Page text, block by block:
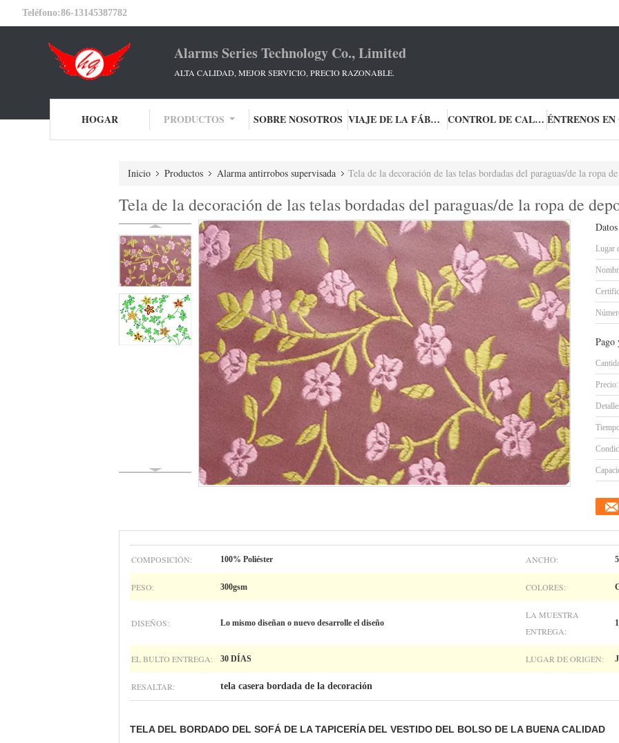
Teléfono:86-13145387782
Alarms Series Technology Co., Limited
ALTA CALIDAD, MEJOR SERVICIO, PRECIO RAZONABLE.
HOGAR PRODUCTOS SOBRE NOSOTROS VIAJE DE LA FÁBRICA CONTROL DE CALIDAD
Inicio Productos Alarma antirrobos supervisada Tela de la decoración de las telas bordadas del paraguas/de la ropa
Tela de la decoración de las telas bordadas del paraguas/de la ropa de
Lugar
Pago
Precio:
COMPOSICIÓN: 100% Poliéster ANCHO:
PESO: 300gsm COLORES:
DISEÑOS: Lo mismo diseñan o nuevo desarrolle el diseño
LA MUESTRA
ENTREGA:
EL BULTO ENTREGA: 30 DÍAS LUGAR DE ORIGEN:
RESALTAR: tela casera bordada de la decoración
TELA DEL BORDADO DEL SOFÁ DE LA TAPICERÍA DEL VESTIDO DEL BOLSO DE LA BUENA CALIDAD